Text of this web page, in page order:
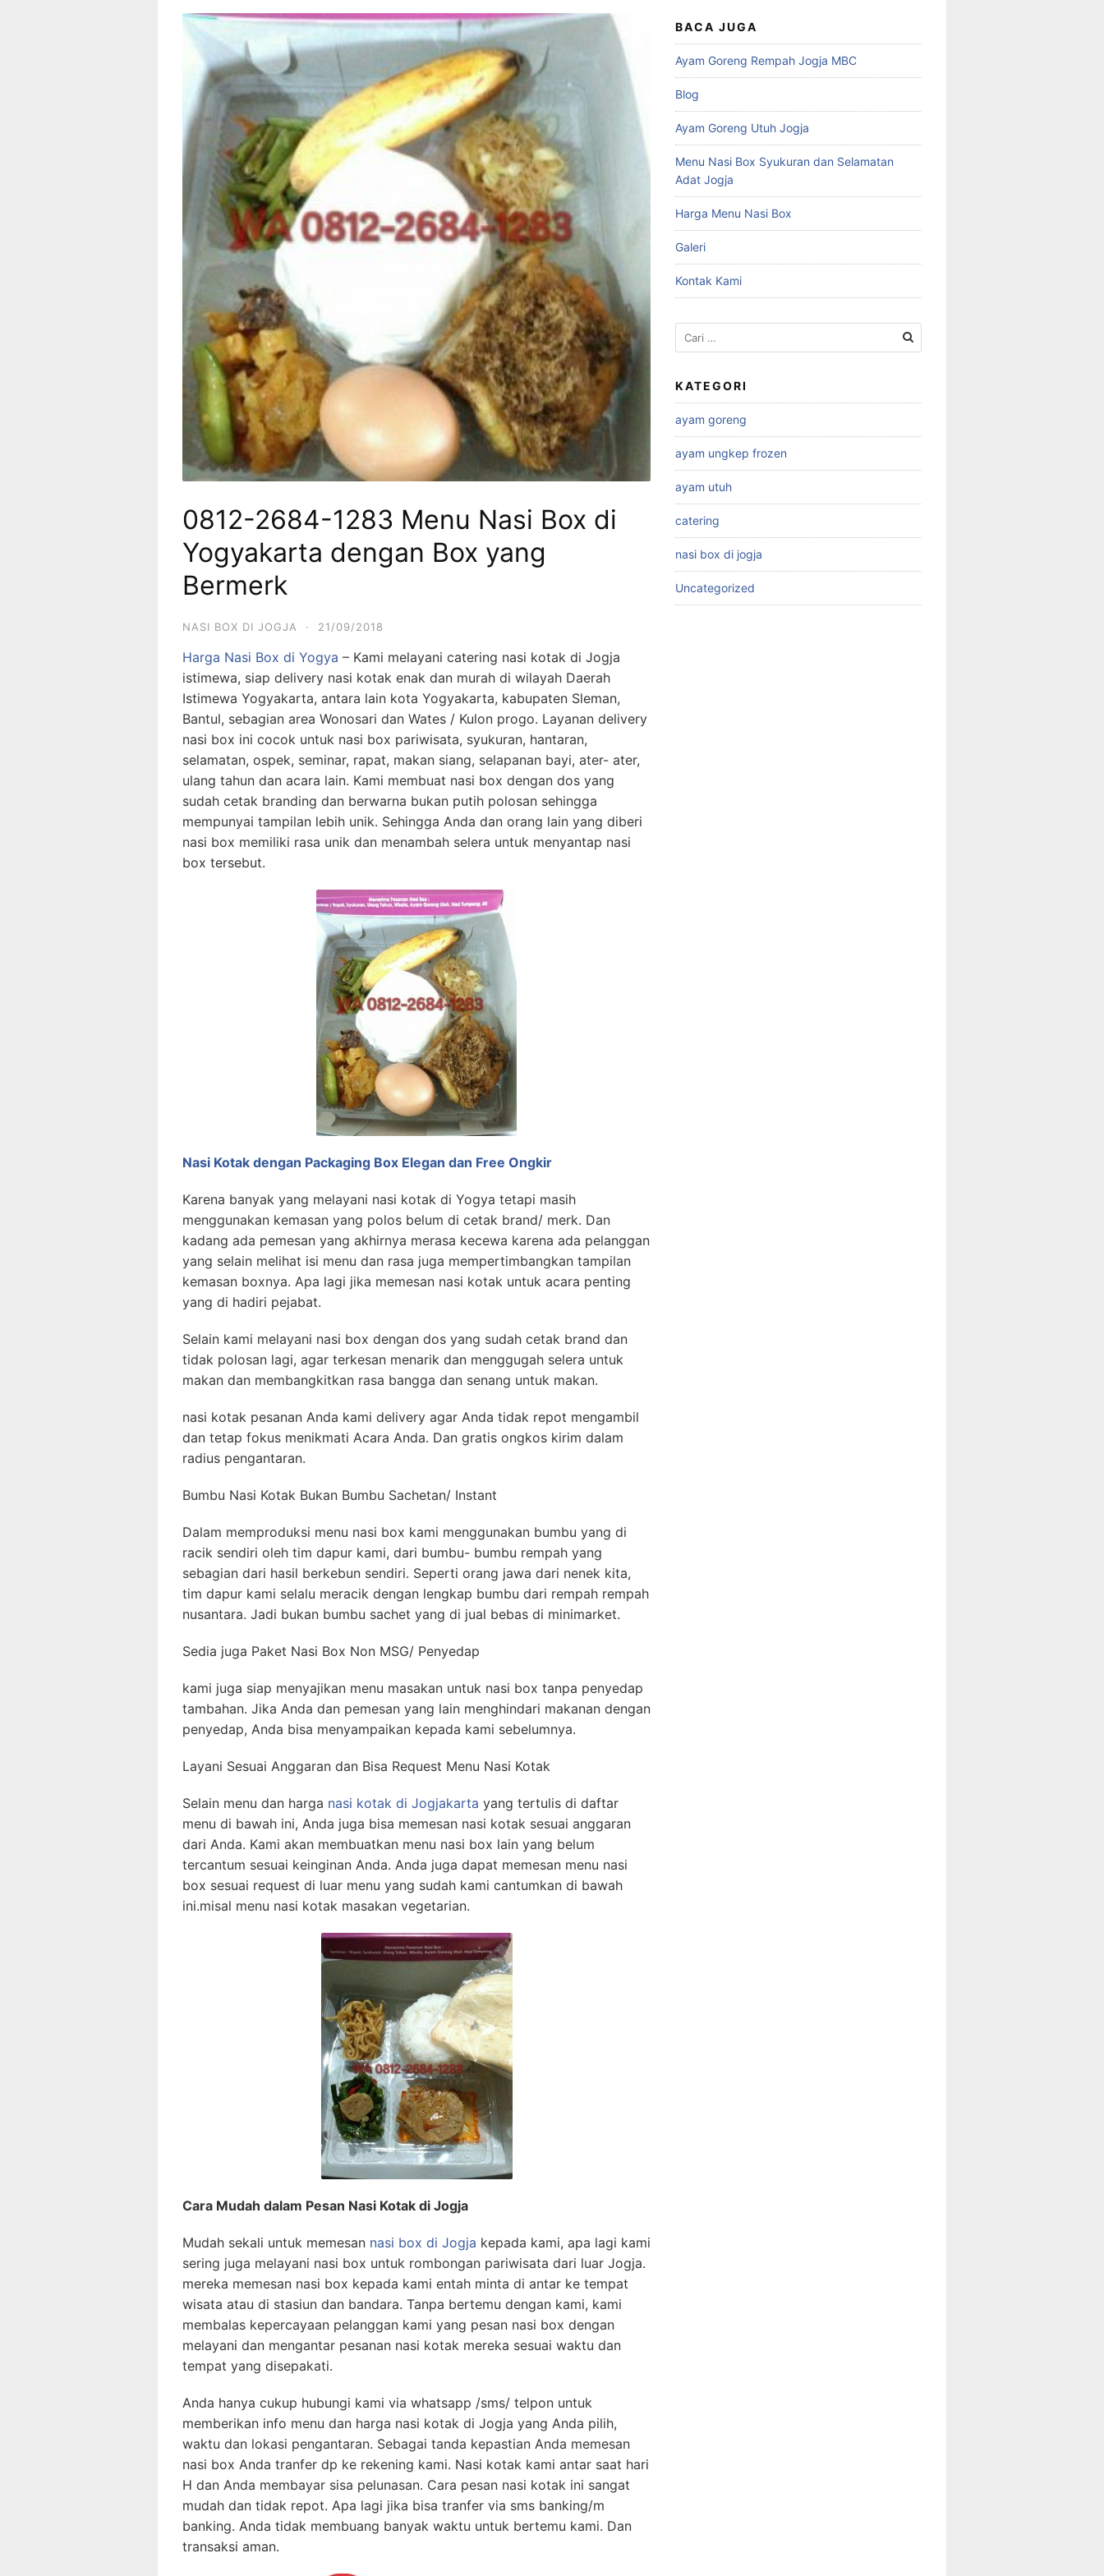
0812-2684-1283 Menu Nasi Box di
Yogyakarta dengan Box yang
Bermerk
NASI BOX DI JOGJA · 21/09/2018
Harga Nasi Box di Yogya – Kami melayani catering nasi kotak di Jogja
istimewa, siap delivery nasi kotak enak dan murah di wilayah Daerah
Istimewa Yogyakarta, antara lain kota Yogyakarta, kabupaten Sleman,
Bantul, sebagian area Wonosari dan Wates / Kulon progo. Layanan delivery
nasi box ini cocok untuk nasi box pariwisata, syukuran, hantaran,
selamatan, ospek, seminar, rapat, makan siang, selapanan bayi, ater- ater,
ulang tahun dan acara lain. Kami membuat nasi box dengan dos yang
sudah cetak branding dan berwarna bukan putih polosan sehingga
mempunyai tampilan lebih unik. Sehingga Anda dan orang lain yang diberi
nasi box memiliki rasa unik dan menambah selera untuk menyantap nasi
box tersebut.
Nasi Kotak dengan Packaging Box Elegan dan Free Ongkir
Karena banyak yang melayani nasi kotak di Yogya tetapi masih
menggunakan kemasan yang polos belum di cetak brand/ merk. Dan
kadang ada pemesan yang akhirnya merasa kecewa karena ada pelanggan
yang selain melihat isi menu dan rasa juga mempertimbangkan tampilan
kemasan boxnya. Apa lagi jika memesan nasi kotak untuk acara penting
yang di hadiri pejabat.
Selain kami melayani nasi box dengan dos yang sudah cetak brand dan
tidak polosan lagi, agar terkesan menarik dan menggugah selera untuk
makan dan membangkitkan rasa bangga dan senang untuk makan.
nasi kotak pesanan Anda kami delivery agar Anda tidak repot mengambil
dan tetap fokus menikmati Acara Anda. Dan gratis ongkos kirim dalam
radius pengantaran.
Bumbu Nasi Kotak Bukan Bumbu Sachetan/ Instant
Dalam memproduksi menu nasi box kami menggunakan bumbu yang di
racik sendiri oleh tim dapur kami, dari bumbu- bumbu rempah yang
sebagian dari hasil berkebun sendiri. Seperti orang jawa dari nenek kita,
tim dapur kami selalu meracik dengan lengkap bumbu dari rempah rempah
nusantara. Jadi bukan bumbu sachet yang di jual bebas di minimarket.
Sedia juga Paket Nasi Box Non MSG/ Penyedap
kami juga siap menyajikan menu masakan untuk nasi box tanpa penyedap
tambahan. Jika Anda dan pemesan yang lain menghindari makanan dengan
penyedap, Anda bisa menyampaikan kepada kami sebelumnya.
Layani Sesuai Anggaran dan Bisa Request Menu Nasi Kotak
Selain menu dan harga nasi kotak di Jogjakarta yang tertulis di daftar
menu di bawah ini, Anda juga bisa memesan nasi kotak sesuai anggaran
dari Anda. Kami akan membuatkan menu nasi box lain yang belum
tercantum sesuai keinginan Anda. Anda juga dapat memesan menu nasi
box sesuai request di luar menu yang sudah kami cantumkan di bawah
ini.misal menu nasi kotak masakan vegetarian.
Cara Mudah dalam Pesan Nasi Kotak di Jogja
Mudah sekali untuk memesan nasi box di Jogja kepada kami, apa lagi kami
sering juga melayani nasi box untuk rombongan pariwisata dari luar Jogja.
mereka memesan nasi box kepada kami entah minta di antar ke tempat
wisata atau di stasiun dan bandara. Tanpa bertemu dengan kami, kami
membalas kepercayaan pelanggan kami yang pesan nasi box dengan
melayani dan mengantar pesanan nasi kotak mereka sesuai waktu dan
tempat yang disepakati.
Anda hanya cukup hubungi kami via whatsapp /sms/ telpon untuk
memberikan info menu dan harga nasi kotak di Jogja yang Anda pilih,
waktu dan lokasi pengantaran. Sebagai tanda kepastian Anda memesan
nasi box Anda tranfer dp ke rekening kami. Nasi kotak kami antar saat hari
H dan Anda membayar sisa pelunasan. Cara pesan nasi kotak ini sangat
mudah dan tidak repot. Apa lagi jika bisa tranfer via sms banking/m
banking. Anda tidak membuang banyak waktu untuk bertemu kami. Dan
transaksi aman.
BACA JUGA
Ayam Goreng Rempah Jogja MBC
Blog
Ayam Goreng Utuh Jogja
Menu Nasi Box Syukuran dan Selamatan
Adat Jogja
Harga Menu Nasi Box
Galeri
Kontak Kami
Cari
untuk:
KATEGORI
ayam goreng
ayam ungkep frozen
ayam utuh
catering
nasi box di jogja
Uncategorized